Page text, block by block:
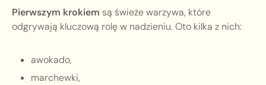
Pierwszym krokiem są świeże warzywa, które
odgrywają kluczową rolę w nadzieniu. Oto kilka z nich:
awokado,
marchewki,